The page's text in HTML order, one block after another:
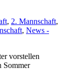
, 2. Mannschaft,
, News -
vorstellen
Sommer